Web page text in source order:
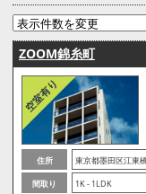
ZOOM錦糸町
住所
東京都墨田区江東
間取り
1K - 1LDK